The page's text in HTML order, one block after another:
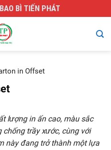
BÌ TIẾN PHÁT
in Offset
lượng in ấn cao, màu sắc
chống trầy xước, cùng với
này đang trở thành một lựa